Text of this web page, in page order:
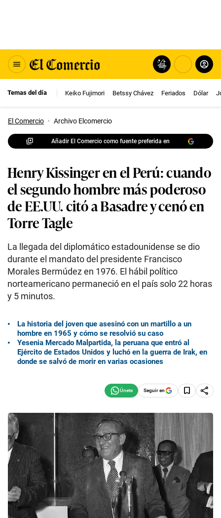
Temas del día Keiko Fujimori Betssy Chávez Feriados Dólar
El Comercio · Archivo Elcomercio
Añadir El Comercio como fuente preferida en
Henry Kissinger en el Perú: cuando
el segundo hombre más poderoso
de EE.UU. citó a Basadre y cenó en
Torre Tagle
La llegada del diplomático estadounidense se dio
durante el mandato del presidente Francisco
Morales Bermúdez en 1976. El hábil político
norteamericano permaneció en el país solo 22 horas
y 5 minutos.
La historia del joven que asesinó con un martillo a un
hombre en 1965 y cómo se resolvió su caso
Yesenia Mercado Malpartida, la peruana que entró al
Ejército de Estados Unidos y luchó en la guerra de Irak, en
donde se salvó de morir en varias ocasiones
Seguir en